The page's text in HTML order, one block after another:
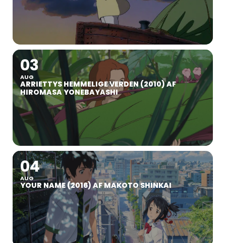
03
AUG
ARRIETTYS HEMMELIGE VERDEN (2010) AF
HIROMASA YONEBAYASHI
04
AUG
YOUR NAME (2016) AF MAKOTO SHINKAI